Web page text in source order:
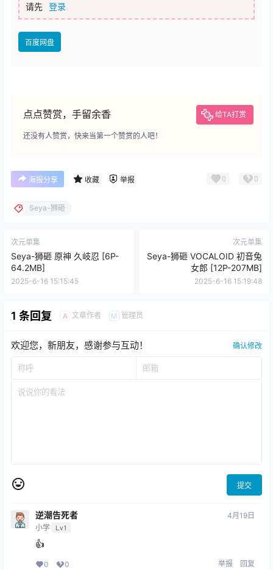
请先 登录
百度网盘
点点赞赏，手留余香 给TA打赏
还没有人赞赏，快来当第一个赞赏的人吧！
海报分享 收藏 举报 0 0
Seya-狮砸
次元单集
Seya-狮砸 原神 久岐忍 [6P-
64.2MB]
2025-6-16 15:15:45
次元单集
Seya-狮砸 VOCALOID 初音兔
女郎 [12P-207MB]
2025-6-16 15:19:48
1 条回复 A 文章作者 M 管理员
欢迎您，新朋友，感谢参与互动！ 确认修改
提交
逆潮告死者
小学 Lv1
4月19日
👍
0 0 举报 回复